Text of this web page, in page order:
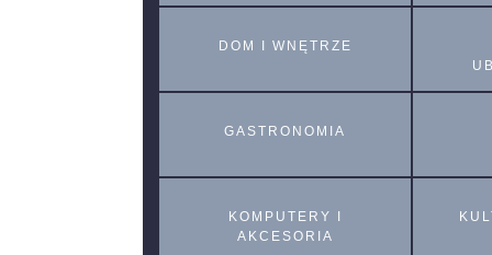
DOM I WNĘTRZE
GASTRONOMIA
KOMPUTERY I
AKCESORIA